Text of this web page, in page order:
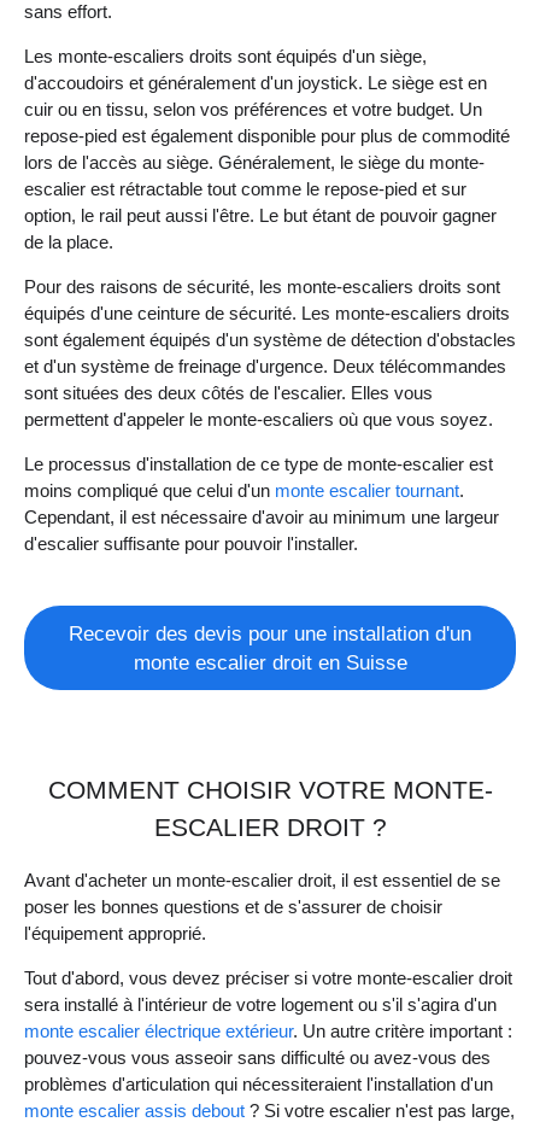
sans effort.
Les monte-escaliers droits sont équipés d'un siège,
d'accoudoirs et généralement d'un joystick. Le siège est en
cuir ou en tissu, selon vos préférences et votre budget. Un
repose-pied est également disponible pour plus de commodité
lors de l'accès au siège. Généralement, le siège du monte-
escalier est rétractable tout comme le repose-pied et sur
option, le rail peut aussi l'être. Le but étant de pouvoir gagner
de la place.
Pour des raisons de sécurité, les monte-escaliers droits sont
équipés d'une ceinture de sécurité. Les monte-escaliers droits
sont également équipés d'un système de détection d'obstacles
et d'un système de freinage d'urgence. Deux télécommandes
sont situées des deux côtés de l'escalier. Elles vous
permettent d'appeler le monte-escaliers où que vous soyez.
Le processus d'installation de ce type de monte-escalier est
moins compliqué que celui d'un monte escalier tournant.
Cependant, il est nécessaire d'avoir au minimum une largeur
d'escalier suffisante pour pouvoir l'installer.
Recevoir des devis pour une installation d'un
monte escalier droit en Suisse
COMMENT CHOISIR VOTRE MONTE-
ESCALIER DROIT ?
Avant d'acheter un monte-escalier droit, il est essentiel de se
poser les bonnes questions et de s'assurer de choisir
l'équipement approprié.
Tout d'abord, vous devez préciser si votre monte-escalier droit
sera installé à l'intérieur de votre logement ou s'il s'agira d'un
monte escalier électrique extérieur. Un autre critère important :
pouvez-vous vous asseoir sans difficulté ou avez-vous des
problèmes d'articulation qui nécessiteraient l'installation d'un
monte escalier assis debout ? Si votre escalier n'est pas large,